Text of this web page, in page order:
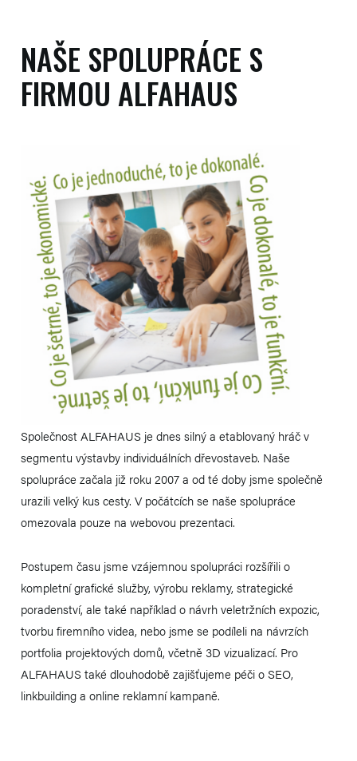
NAŠE SPOLUPRÁCE S
FIRMOU ALFAHAUS
Společnost ALFAHAUS je dnes silný a etablovaný hráč v
segmentu výstavby individuálních dřevostaveb. Naše
spolupráce začala již roku 2007 a od té doby jsme společně
urazili velký kus cesty. V počátcích se naše spolupráce
omezovala pouze na webovou prezentaci.
Postupem času jsme vzájemnou spolupráci rozšířili o
kompletní grafické služby, výrobu reklamy, strategické
poradenství, ale také například o návrh veletržních expozic,
tvorbu firemního videa, nebo jsme se podíleli na návrzích
portfolia projektových domů, včetně 3D vizualizací. Pro
ALFAHAUS také dlouhodobě zajišťujeme péči o SEO,
linkbuilding a online reklamní kampaně.